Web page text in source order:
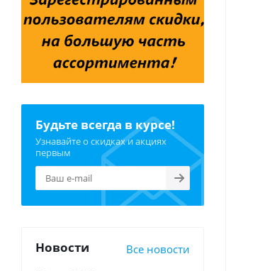
Будьте всегда в курсе!
Узнавайте о скидках и акциях
первым
Новости Все новости